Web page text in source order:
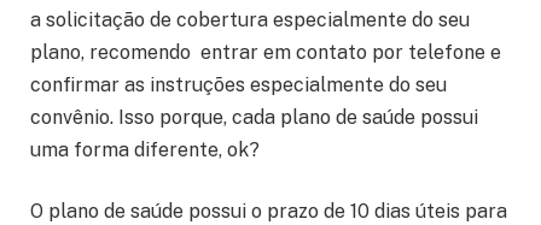
a solicitação de cobertura especialmente do seu
plano, recomendo entrar em contato por telefone e
confirmar as instruções especialmente do seu
convênio. Isso porque, cada plano de saúde possui
uma forma diferente, ok?
O plano de saúde possui o prazo de 10 dias úteis para